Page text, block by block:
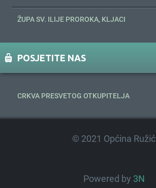
ŽUPA SV. ILIJE PROROKA, KLJACI
POSJETITE NAS
CRKVA PRESVETOG OTKUPITELJA
© 2021 Općina Ružić
Powered by 3N